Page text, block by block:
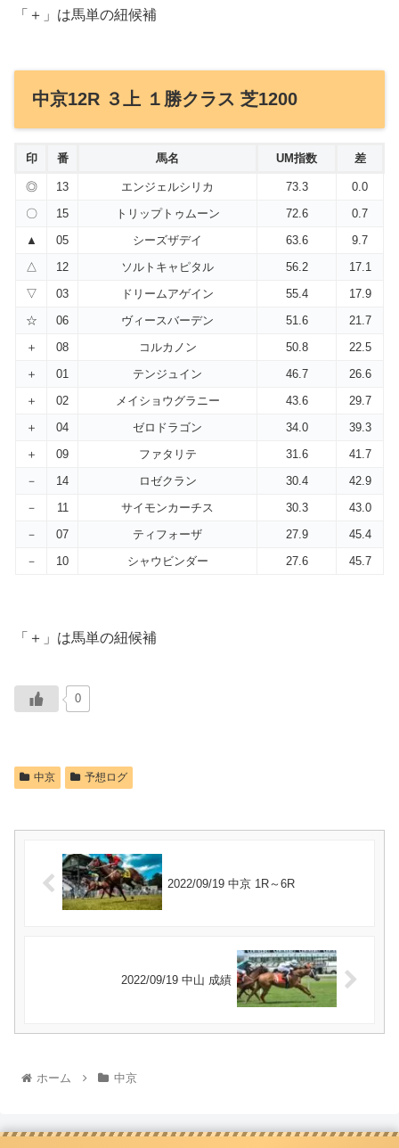
「＋」は馬単の紐候補
中京12R ３上 １勝クラス 芝1200
印 番 馬名 UM指数 差
◎ 13 エンジェルシリカ 73.3
0.0
〇
15 トリップトゥムーン 72.6
0.7
▲
05 シーズザデイ 63.6
9.7
△
12 ソルトキャピタル 56.2
17.1
▽
03 ドリームアゲイン 55.4
17.9
☆
06 ヴィースバーデン 51.6
21.7
＋
08 コルカノン 50.8
22.5
＋
01 テンジュイン 46.7
26.6
＋
02 メイショウグラニー 43.6
29.7
＋
04 ゼロドラゴン 34.0
39.3
＋
09 ファタリテ 31.6
41.7
－
14 ロゼクラン 30.4
42.9
－
11 サイモンカーチス 30.3
43.0
－
07 ティフォーザ 27.9
45.4
－
10 シャウビンダー 27.6 45.7
「＋」は馬単の紐候補
0
中京 予想ログ
2022/09/19 中京 1R～6R
2022/09/19 中山 成績
ホーム 中京